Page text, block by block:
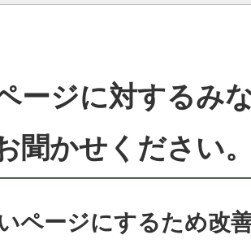
ージに対するみ
聞かせください
ページにするため改